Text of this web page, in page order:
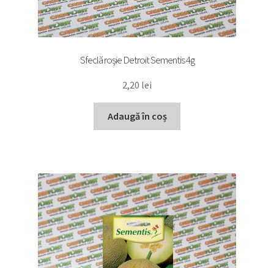
Sfeclă roşie Detroit Sementis 4g
2,20 lei
Adaugă în coș